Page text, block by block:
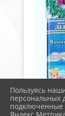
Пользуясь
персональных
подключенные